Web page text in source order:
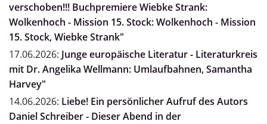
verschoben!!! Buchpremiere Wiebke Strank:
Wolkenhoch - Mission 15. Stock: Wolkenhoch - Mission
15. Stock, Wiebke Strank"
17.06.2026: Junge europäische Literatur - Literaturkreis
mit Dr. Angelika Wellmann: Umlaufbahnen, Samantha
Harvey"
14.06.2026: Liebe! Ein persönlicher Aufruf des Autors
Daniel Schreiber - Dieser Abend in der